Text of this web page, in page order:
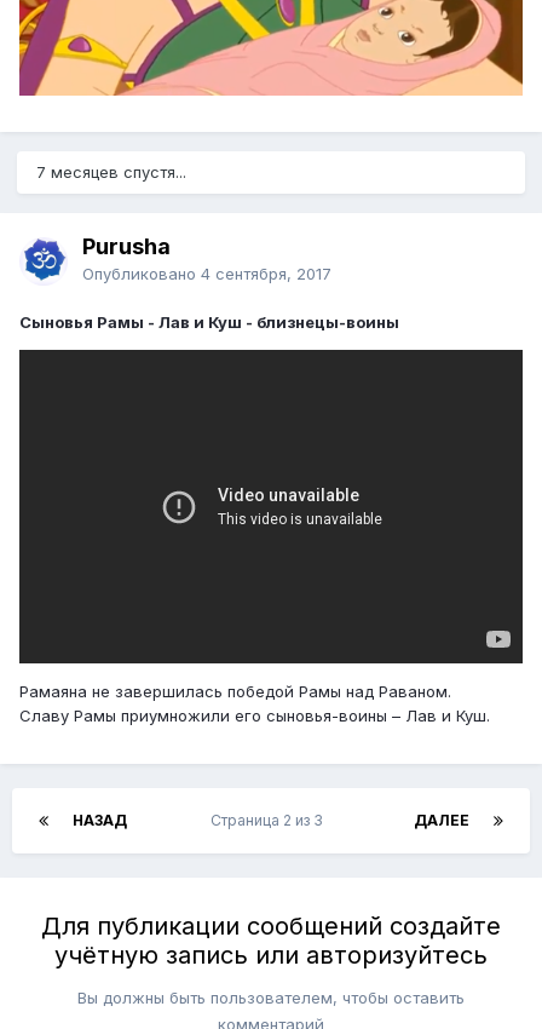
7 месяцев спустя...
Purusha
Опубликовано 4 сентября, 2017
Сыновья Рамы - Лав и Куш - близнецы-воины
Рамаяна не завершилась победой Рамы над Раваном.
Славу Рамы приумножили его сыновья-воины – Лав и Куш.
НАЗАД ДАЛЕЕ
Страница 2 из 3
Для публикации сообщений создайте
учётную запись или авторизуйтесь
Вы должны быть пользователем, чтобы оставить
комментарий